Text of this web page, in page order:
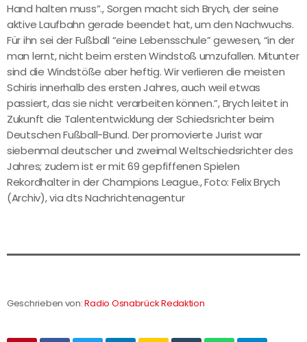
Hand halten muss”., Sorgen macht sich Brych, der seine
aktive Laufbahn gerade beendet hat, um den Nachwuchs.
Für ihn sei der Fußball “eine Lebensschule” gewesen, “in der
man lernt, nicht beim ersten Windstoß umzufallen. Mitunter
sind die Windstöße aber heftig. Wir verlieren die meisten
Schiris innerhalb des ersten Jahres, auch weil etwas
passiert, das sie nicht verarbeiten können.”, Brych leitet in
Zukunft die Talententwicklung der Schiedsrichter beim
Deutschen Fußball-Bund. Der promovierte Jurist war
siebenmal deutscher und zweimal Weltschiedsrichter des
Jahres; zudem ist er mit 69 gepfiffenen Spielen
Rekordhalter in der Champions League., Foto: Felix Brych
(Archiv), via dts Nachrichtenagentur
Geschrieben von:Radio Osnabrück Redaktion